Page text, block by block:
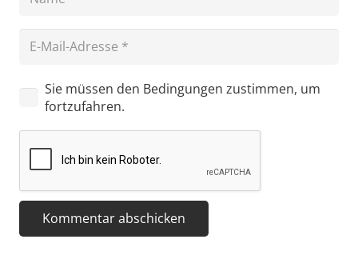
Sie müssen den Bedingungen zustimmen, um
fortzufahren.
Kommentar abschicken